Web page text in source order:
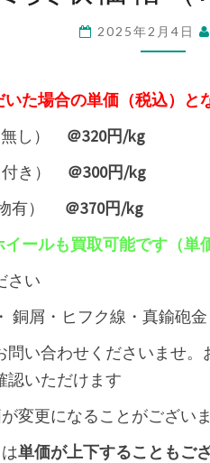
買
価
2025年2月4日
た場合の単価（税込）と
無し） ＠320円/kg
付き） ＠300円/kg
有）
＠370円/kg
ールも買取可能です（単
さい
屑・ヒフク線・真鍮砲金
い合わせくださいませ。
認いただけます
変更になることがござい
単価が上下することもご